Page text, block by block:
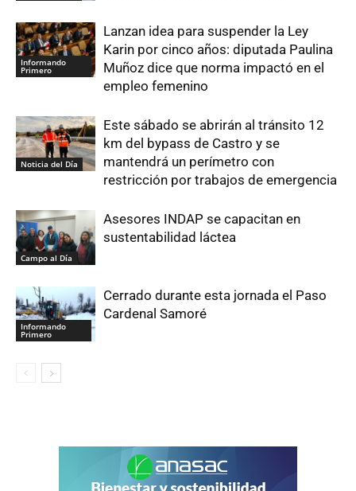
Informando
Primero
Lanzan idea para suspender la Ley
Karin por cinco años: diputada Paulina
Muñoz dice que norma impactó en el
empleo femenino
Noticia del Día
Este sábado se abrirán al tránsito 12
km del bypass de Castro y se
mantendrá un perímetro con
restricción por trabajos de emergencia
Campo al Día
Asesores INDAP se capacitan en
sustentabilidad láctea
Informando
Primero
Cerrado durante esta jornada el Paso
Cardenal Samoré